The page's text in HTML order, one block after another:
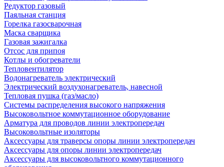
Редуктор газовый
Паяльная станция
Горелка газосварочная
Маска сварщика
Газовая зажигалка
Отсос для припоя
Котлы и обогреватели
Тепловентилятор
Водонагреватель электрический
Электрический воздухонагреватель, навесной
Тепловая пушка (газ/масло)
Системы распределения высокого напряжения
Высоковольтное коммутационное оборудование
Арматура для проводов линии электропередач
Высоковольтные изоляторы
Аксессуары для траверсы опоры линии электропередач
Аксессуары для опоры линии электропередач
Аксессуары для высоковольтного коммутационного